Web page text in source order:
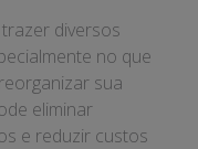
diversos
no que
sua
eliminar
e reduzir custos